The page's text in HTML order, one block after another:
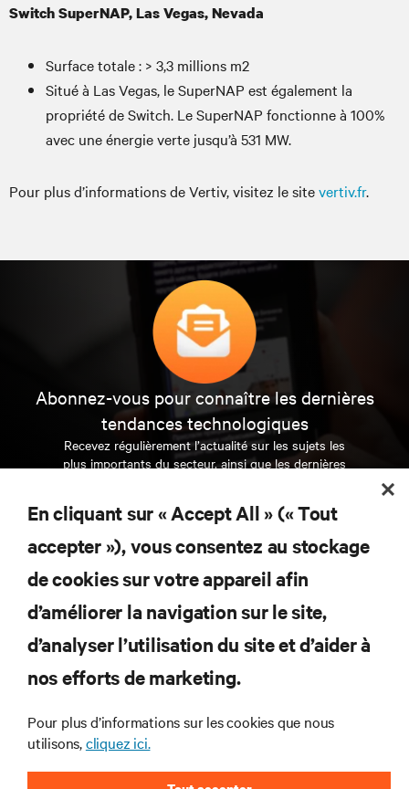
Switch SuperNAP, Las Vegas, Nevada
Surface totale : > 3,3 millions m2
Situé à Las Vegas, le SuperNAP est également la
propriété de Switch. Le SuperNAP fonctionne à 100%
avec une énergie verte jusqu’à 531 MW.
Pour plus d’informations de Vertiv, visitez le sitevertiv.fr.
Abonnez-vous pour connaître les dernières
tendances technologiques
Recevez régulièrement l’actualité sur les sujets les
plus importants du secteur, ainsi que les dernières
et des infrastructures informatiques critiques.
S’INSCRIRE MAINTENANT
RESSOURCES
SUPPORT
SOCIÉTÉ
En cliquant sur « Accept All » (« Tout
accepter »), vous consentez au stockage
de cookies sur votre appareil afin
d’améliorer la navigation sur le site,
d’analyser l’utilisation du site et d’aider à
nos efforts de marketing.
Pour plus d’informations sur les cookies que nous
utilisons,cliquez ici.